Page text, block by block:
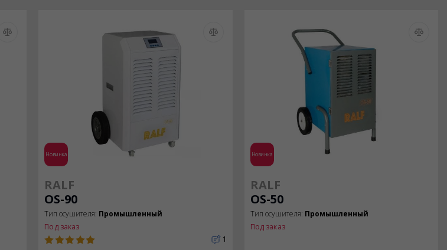
Новинка
RALF
OS-90
Тип осушителя: Промышленный
Под заказ
1
Новинка
RALF
OS-50
Тип осушителя: Промышленный
Под заказ